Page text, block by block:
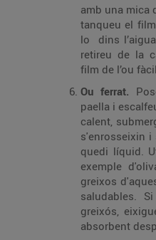
amb una mica
tanqueu el
lo dins
retireu de la
film de l’ou
Ou ferrat.
paella i
calent,
s'enrosseixin
quedi líquid.
exemple
greixos
saludables.
greixós,
absorbent